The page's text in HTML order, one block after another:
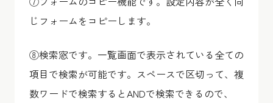
じフォームをコピーします。
⑧検索窓です。一覧画面で表示されている全ての
項目で検索が可能です。スペースで区切って、複
数ワードで検索するとANDで検索できるので、